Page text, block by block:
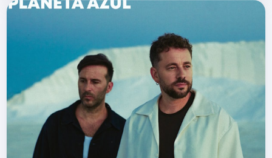
puro que captura la belleza de los
gestos cotidianos y la admiración por
la persona amada. Con una carrera
que acumula más de 300 millones de
visualizaciones en YouTube y 100
millones en streaming, El Suso
demuestra una vez más su capacidad